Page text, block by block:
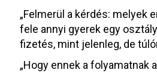
„Felmerül a kérdés: melyek
fele annyi gyerek egy
fizetés, mint jelenleg, de
„Hogy ennek a folyamatnak